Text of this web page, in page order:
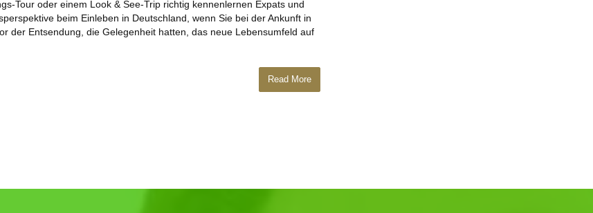
Tour oder einem Look & See-Trip richtig kennenlernen Expats und
beim Einleben in Deutschland, wenn Sie bei der Ankunft in
der Entsendung, die Gelegenheit hatten, das neue Lebensumfeld auf
Read More